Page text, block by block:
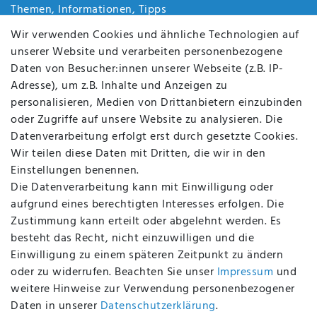
Themen, Informationen, Tipps
Jobs
Über uns
Kontakt
Datenschutz
AGB
FAQ
Batterieentsorgung
Altölverordnung
Impressum
BEQUEM UND SICHER BEZAHLEN MIT
BEI UNS SIND SIE SICHER!
Wir verwenden Cookies und ähnliche Technologien auf
unserer Website und verarbeiten personenbezogene
Daten von Besucher:innen unserer Webseite (z.B. IP-
Adresse), um z.B. Inhalte und Anzeigen zu
personalisieren, Medien von Drittanbietern einzubinden
oder Zugriffe auf unsere Website zu analysieren. Die
Datenverarbeitung erfolgt erst durch gesetzte Cookies.
Wir teilen diese Daten mit Dritten, die wir in den
Einstellungen benennen.
Die Datenverarbeitung kann mit Einwilligung oder
aufgrund eines berechtigten Interesses erfolgen. Die
Zustimmung kann erteilt oder abgelehnt werden. Es
besteht das Recht, nicht einzuwilligen und die
Einwilligung zu einem späteren Zeitpunkt zu ändern
oder zu widerrufen. Beachten Sie unser Impressum und
weitere Hinweise zur Verwendung personenbezogener
Daten in unserer Daten­schutz­erklärung.